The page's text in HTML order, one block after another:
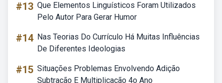
#13 Que Elementos Linguísticos Foram Utilizados
Pelo Autor Para Gerar Humor
#14 Nas Teorias Do Currículo Há Muitas Influências
De Diferentes Ideologias
#15 Situações Problemas Envolvendo Adição
Subtração E Multiplicação 4o Ano